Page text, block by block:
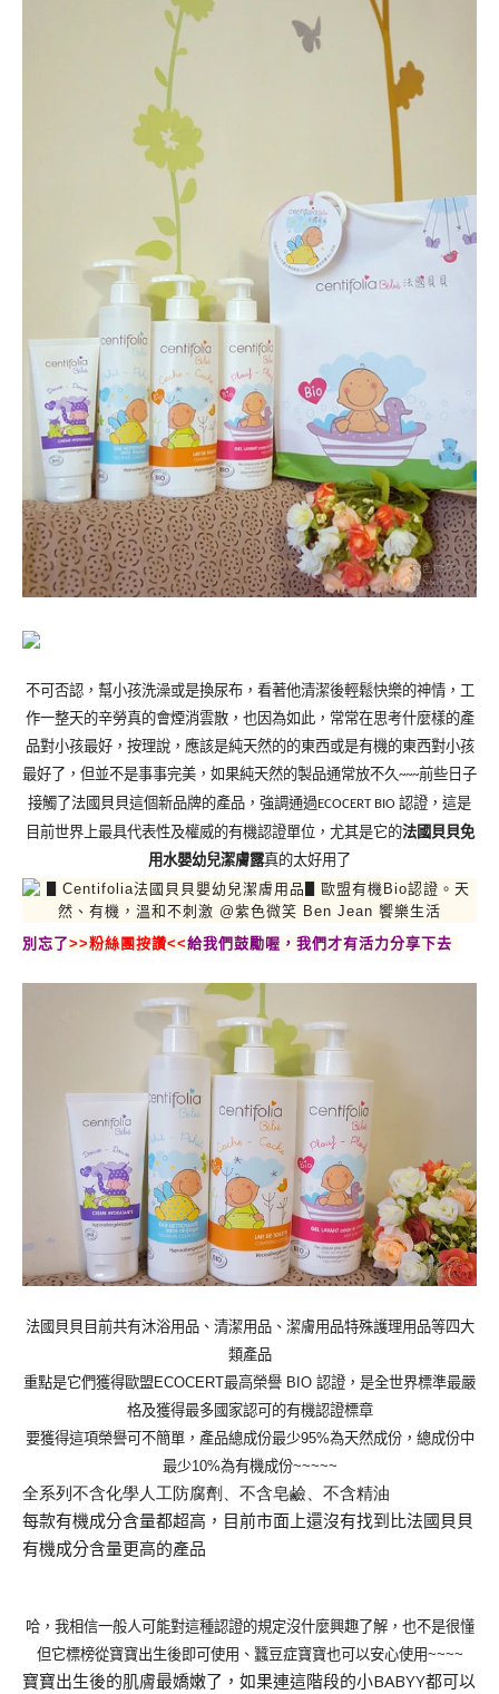
不可否認，幫小孩洗澡或是換尿布，看著他清潔後輕鬆快樂的神情，工
作一整天的辛勞真的會煙消雲散，也因為如此，常常在思考什麼樣的產
品對小孩最好，按理說，應該是純天然的的東西或是有機的東西對小孩
最好了，但並不是事事完美，如果純天然的製品通常放不久~~~前些日子
接觸了法國貝貝這個新品牌的產品，強調通過ECOCERT BIO 認證，這是
目前世界上最具代表性及權威的有機認證單位，尤其是它的法國貝貝免
用水嬰幼兒潔膚露真的太好用了
別忘了>>粉絲團按讚<<給我們鼓勵喔，我們才有活力分享下去
法國貝貝目前共有沐浴用品、清潔用品、潔膚用品特殊護理用品等四大
類產品
重點是它們獲得歐盟 ECOCERT最高榮譽 BIO 認證，是全世界標準最嚴
格及獲得最多國家認可的有機認證標章
要獲得這項榮譽可不簡單，產品總成份最少95%為天然成份，總成份中
最少10%為有機成份~~~~~
全系列不含化學人工防腐劑、不含皂鹼、不含精油
每款有機成分含量都超高，目前市面上還沒有找到比法國貝貝
有機成分含量更高的產品
哈，我相信一般人可能對這種認證的規定沒什麼興趣了解，也不是很懂
但它標榜從寶寶出生後即可使用、蠶豆症寶寶也可以安心使用~~~~
寶寶出生後的肌膚最嬌嫩了，如果連這階段的小BABYY都可以